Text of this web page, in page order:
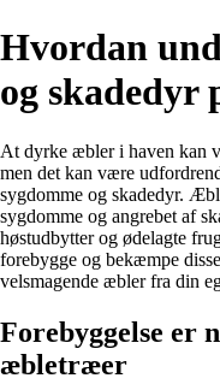
Hvordan
og skadedyr
At dyrke æbler i haven kan
men det kan være
sygdomme og skadedyr.
sygdomme og angrebet af
høstudbytter og ødelagte
forebygge og bekæmpe
velsmagende æbler fra din
Forebyggelse er
æbletræer